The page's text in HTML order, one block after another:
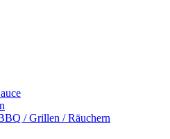
/ Grillen / Räuchern